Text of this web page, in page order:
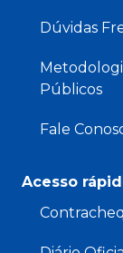
Dúvidas
Públicos
Fale
Acesso